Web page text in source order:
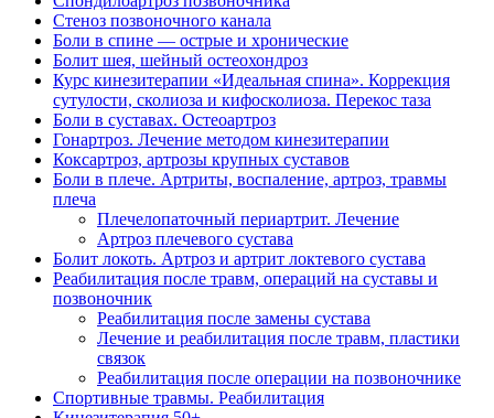
Стеноз позвоночного канала
Боли в спине — острые и хронические
Болит шея, шейный остеохондроз
Курс кинезитерапии «Идеальная спина». Коррекция
сутулости, сколиоза и кифосколиоза. Перекос таза
Боли в суставах. Остеоартроз
Гонартроз. Лечение методом кинезитерапии
Коксартроз, артрозы крупных суставов
Боли в плече. Артриты, воспаление, артроз, травмы
плеча
Плечелопаточный периартрит. Лечение
Артроз плечевого сустава
Болит локоть. Артроз и артрит локтевого сустава
Реабилитация после травм, операций на суставы и
позвоночник
Реабилитация после замены сустава
Лечение и реабилитация после травм, пластики
связок
Реабилитация после операции на позвоночнике
Спортивные травмы. Реабилитация